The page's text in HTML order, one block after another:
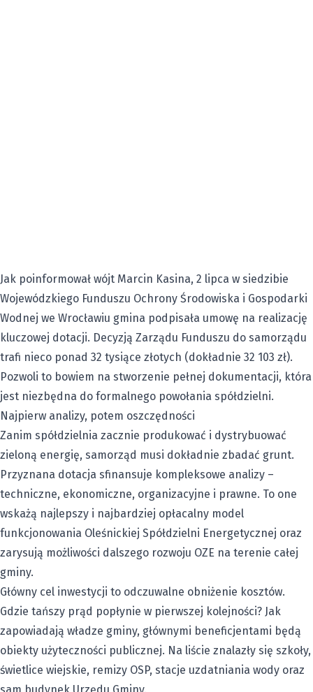
Jak poinformował wójt Marcin Kasina, 2 lipca w siedzibie
Wojewódzkiego Funduszu Ochrony Środowiska i Gospodarki
Wodnej we Wrocławiu gmina podpisała umowę na realizację
kluczowej dotacji. Decyzją Zarządu Funduszu do samorządu
trafi nieco ponad 32 tysiące złotych (dokładnie 32 103 zł).
Pozwoli to bowiem na stworzenie pełnej dokumentacji, która
jest niezbędna do formalnego powołania spółdzielni.
Najpierw analizy, potem oszczędności
Zanim spółdzielnia zacznie produkować i dystrybuować
zieloną energię, samorząd musi dokładnie zbadać grunt.
Przyznana dotacja sfinansuje kompleksowe analizy –
techniczne, ekonomiczne, organizacyjne i prawne. To one
wskażą najlepszy i najbardziej opłacalny model
funkcjonowania Oleśnickiej Spółdzielni Energetycznej oraz
zarysują możliwości dalszego rozwoju OZE na terenie całej
gminy.
Główny cel inwestycji to odczuwalne obniżenie kosztów.
Gdzie tańszy prąd popłynie w pierwszej kolejności? Jak
zapowiadają władze gminy, głównymi beneficjentami będą
obiekty użyteczności publicznej. Na liście znalazły się szkoły,
świetlice wiejskie, remizy OSP, stacje uzdatniania wody oraz